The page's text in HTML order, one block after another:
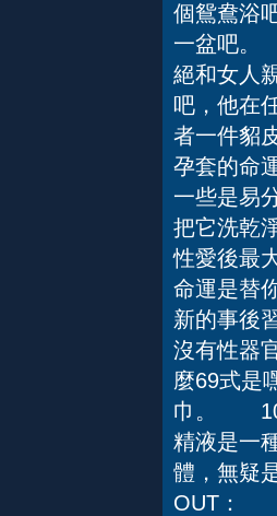
個鴛鴦浴
一盆吧
絕和女人
吧，他在
者一件貂
孕套的命
一些是易
把它洗
性愛後最
命運是替
新的事
沒有性器
麼69式是
巾。 10
精液是一
體，無疑
OUT：